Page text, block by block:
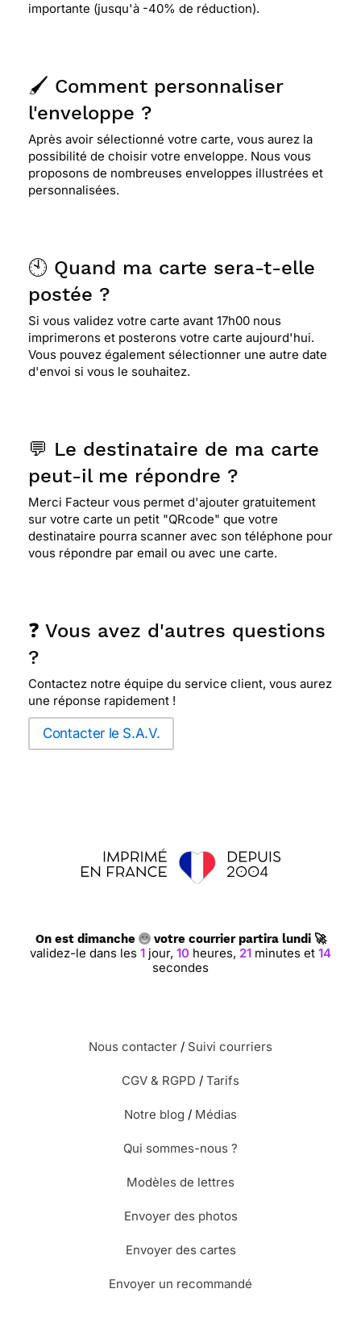
importante (jusqu'à -40% de réduction).
🖌️ Comment personnaliser
l'enveloppe ?
Après avoir sélectionné votre carte, vous aurez la
possibilité de choisir votre enveloppe. Nous vous
proposons de nombreuses enveloppes illustrées et
personnalisées.
🕙 Quand ma carte sera-t-elle
postée ?
Si vous validez votre carte avant 17h00 nous
imprimerons et posterons votre carte aujourd'hui.
Vous pouvez également sélectionner une autre date
d'envoi si vous le souhaitez.
💬 Le destinataire de ma carte
peut-il me répondre ?
Merci Facteur vous permet d'ajouter gratuitement
sur votre carte un petit "QRcode" que votre
destinataire pourra scanner avec son téléphone pour
vous répondre par email ou avec une carte.
❓ Vous avez d'autres questions
?
Contactez notre équipe du service client, vous aurez
une réponse rapidement !
Contacter le S.A.V.
On est dimanche votre courrier partira lundi 🚀
validez-le dans les 1 jour, 10 heures, 21 minutes et 13
secondes
Nous contacter / Suivi courriers
CGV & RGPD / Tarifs
Notre blog / Médias
Qui sommes-nous ?
Modèles de lettres
Envoyer des photos
Envoyer des cartes
Envoyer un recommandé